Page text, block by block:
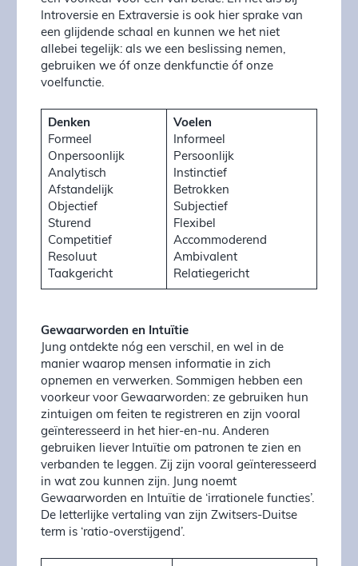
Introversie en Extraversie is ook hier sprake van
een glijdende schaal en kunnen we het niet
allebei tegelijk: als we een beslissing nemen,
gebruiken we óf onze denkfunctie óf onze
voelfunctie.
Denken
Formeel
Onpersoonlijk
Analytisch
Afstandelijk
Objectief
Sturend
Competitief
Resoluut
Taakgericht
Voelen
Informeel
Persoonlijk
Instinctief
Betrokken
Subjectief
Flexibel
Accommoderend
Ambivalent
Relatiegericht
Gewaarworden en Intuïtie
Jung ontdekte nóg een verschil, en wel in de
manier waarop mensen informatie in zich
opnemen en verwerken. Sommigen hebben een
voorkeur voor Gewaarworden: ze gebruiken hun
zintuigen om feiten te registreren en zijn vooral
geïnteresseerd in het hier-en-nu. Anderen
gebruiken liever Intuïtie om patronen te zien en
verbanden te leggen. Zij zijn vooral geïnteresseerd
in wat zou kunnen zijn. Jung noemt
Gewaarworden en Intuïtie de ‘irrationele functies’.
De letterlijke vertaling van zijn Zwitsers-Duitse
term is ‘ratio-overstijgend’.